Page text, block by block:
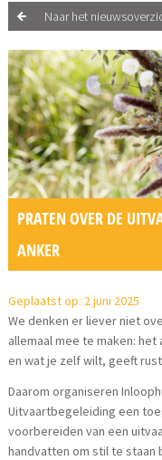
Naar het
PRATEN OVER DE
ANKER
Geplaatst op: 2 juni 2025
We denken er liever niet
allemaal mee te maken:
en wat je zelf wilt, geeft
Daarom organiseren
Uitvaartbegeleiding een
voorbereiden van een
handvatten om stil te staan